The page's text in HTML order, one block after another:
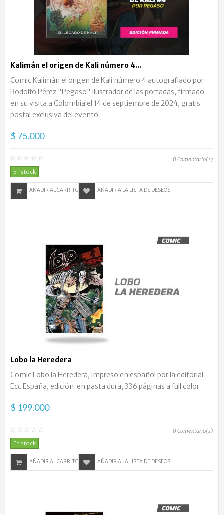
Kalimán el origen de Kali número 4...
Comic Kalimán el origen de Kali número 4 autografiado por
Rodolfo Pérez "Pegaso" ilustrador de las portadas, firmado
en su visita a Colombia el 14 de septiembre de 2024, gratis
postal exclusiva del evento.
$ 75.000
0Comentario(s)
En stock
AÑADIR AL CARRITO AÑADIR A LA LISTA DE DESEOS
Lobo la Heredera
Comic Lobo la Heredera, impreso en español por la editorial
Ecc España, edición en pasta dura, 336 páginas a full color.
$ 199.000
0Comentario(s)
En stock
AÑADIR AL CARRITO AÑADIR A LA LISTA DE DESEOS